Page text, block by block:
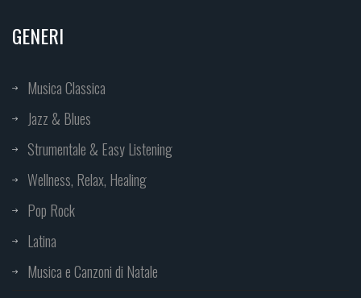
GENERI
Musica Classica
Jazz & Blues
Strumentale & Easy Listening
Wellness, Relax, Healing
Pop Rock
Latina
Musica e Canzoni di Natale